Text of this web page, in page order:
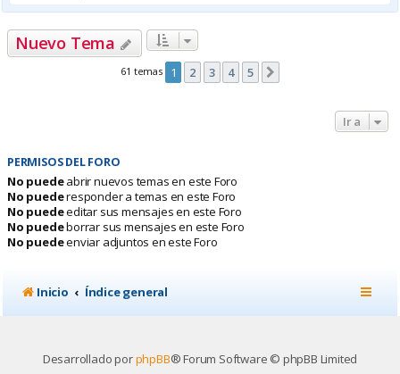
Nuevo Tema
61 temas 1 2 3 4 5
Ir a
PERMISOS DEL FORO
No puedeabrir nuevos temas en este Foro
No puederesponder a temas en este Foro
No puedeeditar sus mensajes en este Foro
No puedeborrar sus mensajes en este Foro
No puedeenviar adjuntos en este Foro
Inicio Índice general
Desarrollado porphpBB® Forum Software © phpBB Limited